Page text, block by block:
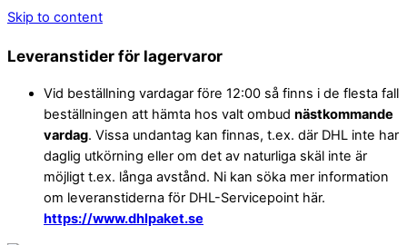
Skip to content
Leveranstider för lagervaror
Vid beställning vardagar före 12:00 så finns i de flesta fall
beställningen att hämta hos valt ombud nästkommande
vardag. Vissa undantag kan finnas, t.ex. där DHL inte har
daglig utkörning eller om det av naturliga skäl inte är
möjligt t.ex. långa avstånd. Ni kan söka mer information
om leveranstiderna för DHL-Servicepoint här.
https://www.dhlpaket.se